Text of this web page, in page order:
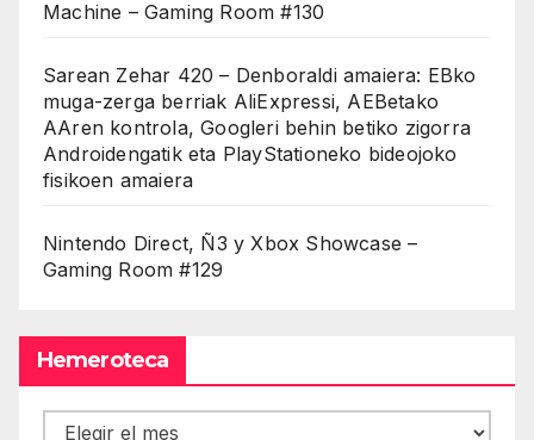
Machine – Gaming Room #130
Sarean Zehar 420 – Denboraldi amaiera: EBko
muga-zerga berriak AliExpressi, AEBetako
AAren kontrola, Googleri behin betiko zigorra
Androidengatik eta PlayStationeko bideojoko
fisikoen amaiera
Nintendo Direct, Ñ3 y Xbox Showcase –
Gaming Room #129
Hemeroteca
Hemeroteca